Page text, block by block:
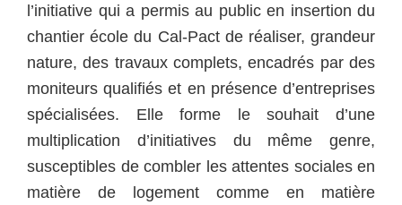
l’initiative qui a permis au public en insertion du
chantier école du Cal-Pact de réaliser, grandeur
nature, des travaux complets, encadrés par des
moniteurs qualifiés et en présence d’entreprises
spécialisées. Elle forme le souhait d’une
multiplication d’initiatives du même genre,
susceptibles de combler les attentes sociales en
matière de logement comme en matière